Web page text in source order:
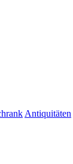
Antiquitäten